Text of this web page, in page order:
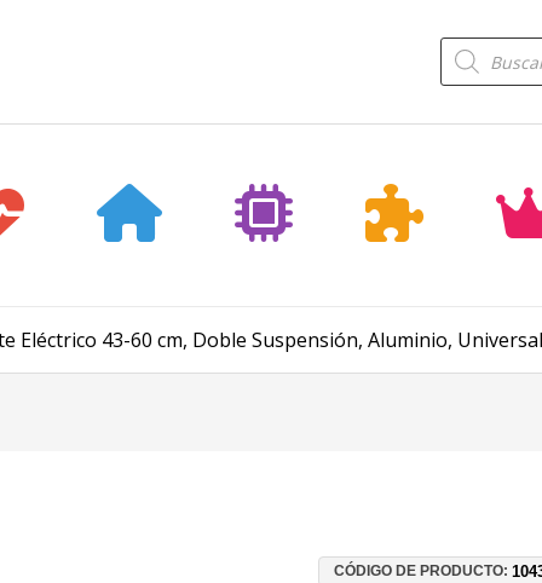
Búsqueda
de
productos
Eléctrico 43-60 cm, Doble Suspensión, Aluminio,
CÓDIGO DE PRODUCTO:
Asiento